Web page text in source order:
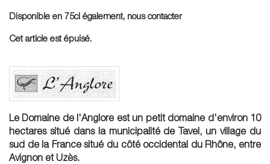
Disponible en 75cl également, nous contacter
Cet article est épuisé.
Le Domaine de l'Anglore est un petit domaine d'environ 10
hectares situé dans la municipalité de Tavel, un village du
sud de la France situé du côté occidental du Rhône, entre
Avignon et Uzès.